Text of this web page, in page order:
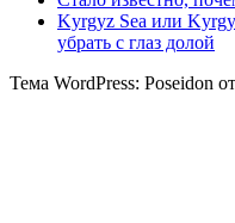
Kyrgyz Sea или
убрать с глаз долой
Тема WordPress: Poseidon